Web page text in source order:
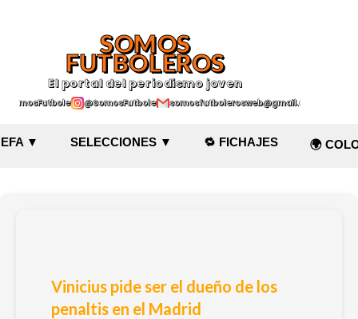
SOMOS
FUTBOLEROS
El portal del periodismo joven
@SomosFutbolerossomosfutbolerosweb@gmail.com
▼ SELECCIONES ▼ 🔁 FICHAJES 🌍
Vinicius pide ser el dueño de los
penaltis en el Madrid